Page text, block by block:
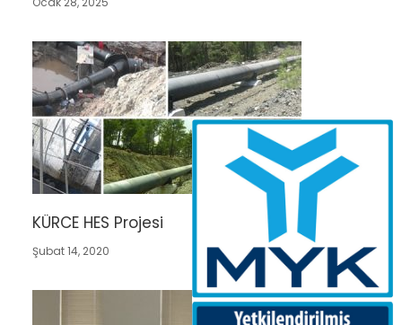
KÜRCE HES Projesi
Şubat 14, 2020